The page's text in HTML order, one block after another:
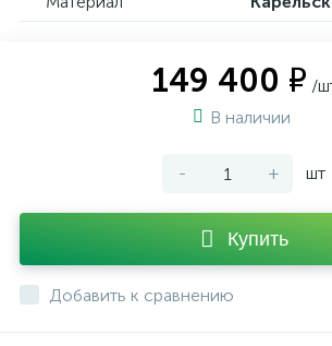
149 400 ₽ /
В наличии
- + шт
Купить
Добавить к сравнению